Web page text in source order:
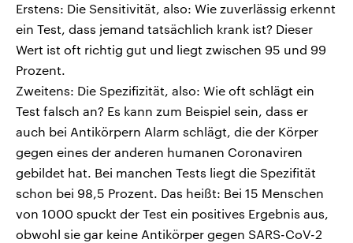
Erstens: Die Sensitivität, also: Wie zuverlässig erkennt
ein Test, dass jemand tatsächlich krank ist? Dieser
Wert ist oft richtig gut und liegt zwischen 95 und 99
Prozent.
Zweitens: Die Spezifizität, also: Wie oft schlägt ein
Test falsch an? Es kann zum Beispiel sein, dass er
auch bei Antikörpern Alarm schlägt, die der Körper
gegen eines der anderen humanen Coronaviren
gebildet hat. Bei manchen Tests liegt die Spezifität
schon bei 98,5 Prozent. Das heißt: Bei 15 Menschen
von 1000 spuckt der Test ein positives Ergebnis aus,
obwohl sie gar keine Antikörper gegen SARS-CoV-2